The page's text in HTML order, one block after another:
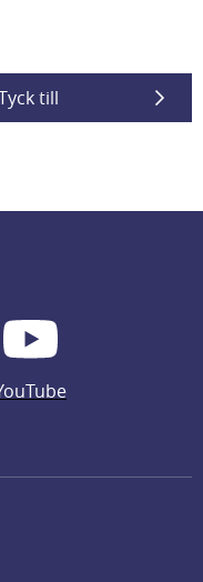
till